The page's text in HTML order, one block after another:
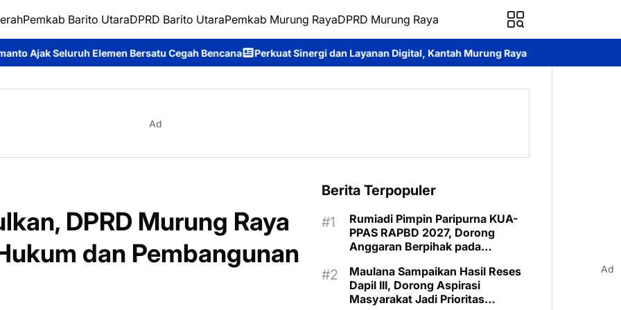
Pemkab Barito UtaraDPRD Barito UtaraPemkab Murung RayaDPRD Murung Raya
Bersatu Cegah Bencana Perkuat Sinergi dan Layanan Digital, Kantah Murung Raya Hadiri Forum Komunikasi Publik PTUN
Ad
DPRD Murung Raya
dan Pembangunan
Berita Terpopuler
Rumiadi Pimpin Paripurna KUA-
PPAS RAPBD 2027, Dorong
Anggaran Berpihak pada
Maulana Sampaikan Hasil Reses
Dapil III, Dorong Aspirasi
Masyarakat Jadi Prioritas
Ad